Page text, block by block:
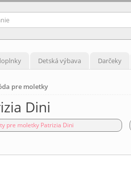
Detská výbava Darčeky
pre moletky
Dini
pre moletky Patrizia Dini